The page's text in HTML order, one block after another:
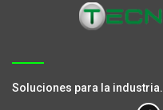
Soluciones para la industria.